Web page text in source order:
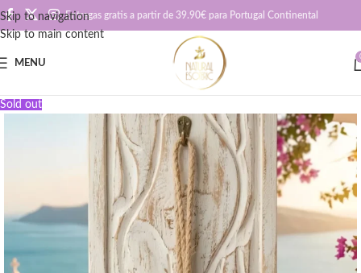
Skip to navigation
Skip to main content
Entregas gratis a partir de 39.90€ para Portugal Continental
MENU
Sold out